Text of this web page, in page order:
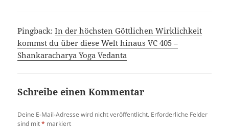
Pingback:In der höchsten Göttlichen Wirklichkeit
kommst du über diese Welt hinaus VC 405 –
Shankaracharya Yoga Vedanta
Schreibe einen Kommentar
Deine E-Mail-Adresse wird nicht veröffentlicht. Erforderliche Felder
sind mit* markiert